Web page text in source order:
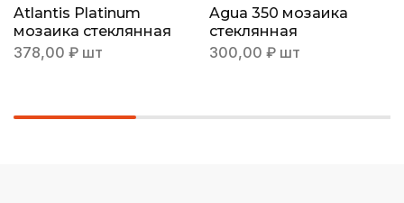
Atlantis Platinum
мозаика стеклянная
378,00 ₽ шт
Agua 350 мозаика
стеклянная
300,00 ₽ шт